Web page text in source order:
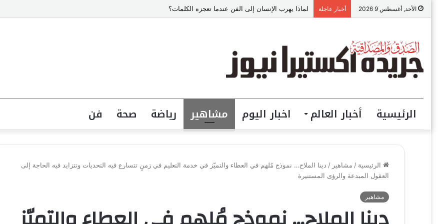
الأحد, أغسطس 9 2026 أخبار عاجلة لماذا يهرب الإنسان إلى الفن عندما تعجزه الكلمات؟
الرئيسية أخبار العالم اخبار اليوم مشاهير رياضة صحة فن
الرئيسية / مشاهير / دينا الملاح… نموذج مُلهم في العطاء والتميّز في خدمة التعليم في زمنٍ تتسارع فيه التحديات وتتزايد فيه الحاجة إلى
العقول المبدعة والرؤى المستنيرة
مشاهير